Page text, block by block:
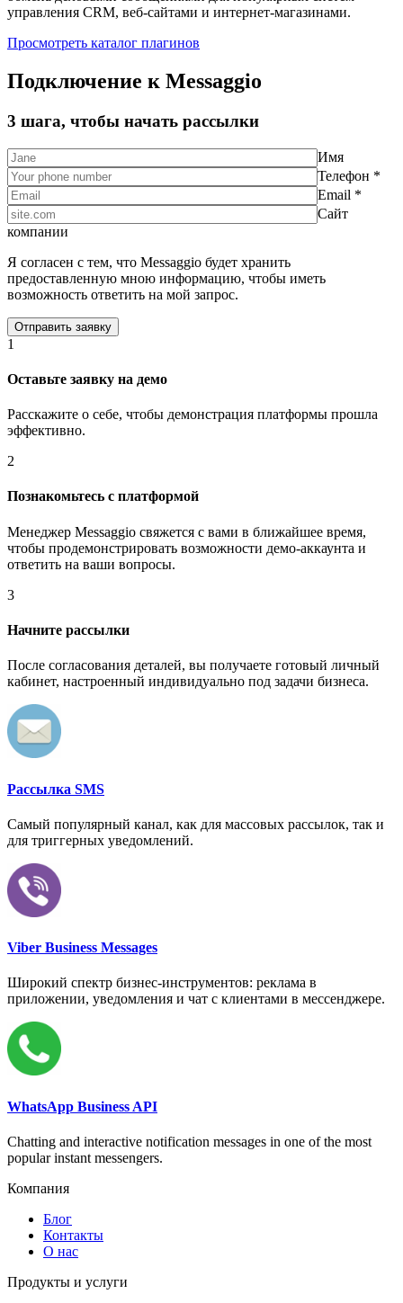
управления CRM, веб-сайтами и интернет-магазинами.
Просмотреть каталог плагинов
Подключение к Messaggio
3 шага, чтобы начать рассылки
Имя
Телефон *
Email *
Сайт
компании
Я согласен с тем, что Messaggio будет хранить
предоставленную мною информацию, чтобы иметь
возможность ответить на мой запрос.
1
Оставьте заявку на демо
Расскажите о себе, чтобы демонстрация платформы прошла
эффективно.
2
Познакомьтесь с платформой
Менеджер Messaggio свяжется с вами в ближайшее время,
чтобы продемонстрировать возможности демо-аккаунта и
ответить на ваши вопросы.
3
Начните рассылки
После согласования деталей, вы получаете готовый личный
кабинет, настроенный индивидуально под задачи бизнеса.
Рассылка SMS
Самый популярный канал, как для массовых рассылок, так и
для триггерных уведомлений.
Viber Business Messages
Широкий спектр бизнес-инструментов: реклама в
приложении, уведомления и чат с клиентами в мессенджере.
WhatsApp Business API
Chatting and interactive notification messages in one of the most
popular instant messengers.
Компания
Блог
Контакты
О нас
Продукты и услуги